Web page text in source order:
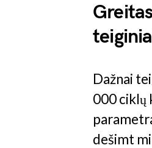
Dažnai
000 ciklų
dešimt